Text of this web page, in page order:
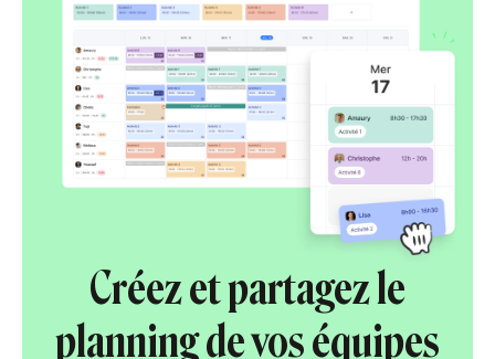
Créez et partagez le
planning de vos équipes